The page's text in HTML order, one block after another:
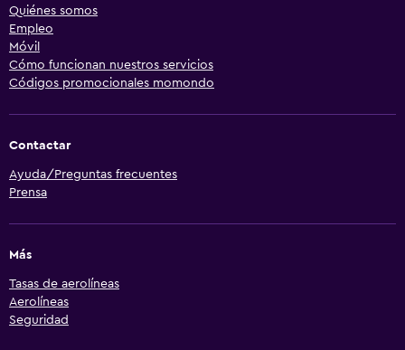
Quiénes somos
Empleo
Móvil
Cómo funcionan nuestros servicios
Códigos promocionales momondo
Contactar
Ayuda/Preguntas frecuentes
Prensa
Más
Tasas de aerolíneas
Aerolíneas
Seguridad